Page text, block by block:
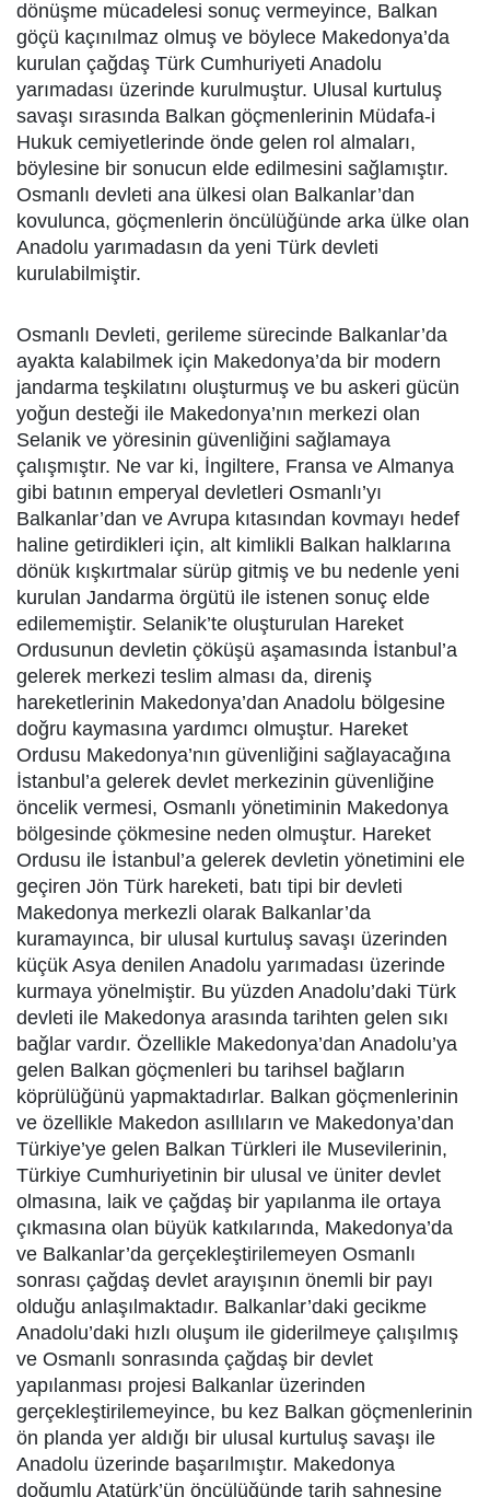
dönüşme mücadelesi sonuç vermeyince, Balkan
göçü kaçınılmaz olmuş ve böylece Makedonya’da
kurulan çağdaş Türk Cumhuriyeti Anadolu
yarımadası üzerinde kurulmuştur. Ulusal kurtuluş
savaşı sırasında Balkan göçmenlerinin Müdafa-i
Hukuk cemiyetlerinde önde gelen rol almaları,
böylesine bir sonucun elde edilmesini sağlamıştır.
Osmanlı devleti ana ülkesi olan Balkanlar’dan
kovulunca, göçmenlerin öncülüğünde arka ülke olan
Anadolu yarımadasın da yeni Türk devleti
kurulabilmiştir.
Osmanlı Devleti, gerileme sürecinde Balkanlar’da
ayakta kalabilmek için Makedonya’da bir modern
jandarma teşkilatını oluşturmuş ve bu askeri gücün
yoğun desteği ile Makedonya’nın merkezi olan
Selanik ve yöresinin güvenliğini sağlamaya
çalışmıştır. Ne var ki, İngiltere, Fransa ve Almanya
gibi batının emperyal devletleri Osmanlı’yı
Balkanlar’dan ve Avrupa kıtasından kovmayı hedef
haline getirdikleri için, alt kimlikli Balkan halklarına
dönük kışkırtmalar sürüp gitmiş ve bu nedenle yeni
kurulan Jandarma örgütü ile istenen sonuç elde
edilememiştir. Selanik’te oluşturulan Hareket
Ordusunun devletin çöküşü aşamasında İstanbul’a
gelerek merkezi teslim alması da, direniş
hareketlerinin Makedonya’dan Anadolu bölgesine
doğru kaymasına yardımcı olmuştur. Hareket
Ordusu Makedonya’nın güvenliğini sağlayacağına
İstanbul’a gelerek devlet merkezinin güvenliğine
öncelik vermesi, Osmanlı yönetiminin Makedonya
bölgesinde çökmesine neden olmuştur. Hareket
Ordusu ile İstanbul’a gelerek devletin yönetimini ele
geçiren Jön Türk hareketi, batı tipi bir devleti
Makedonya merkezli olarak Balkanlar’da
kuramayınca, bir ulusal kurtuluş savaşı üzerinden
küçük Asya denilen Anadolu yarımadası üzerinde
kurmaya yönelmiştir. Bu yüzden Anadolu’daki Türk
devleti ile Makedonya arasında tarihten gelen sıkı
bağlar vardır. Özellikle Makedonya’dan Anadolu’ya
gelen Balkan göçmenleri bu tarihsel bağların
köprülüğünü yapmaktadırlar. Balkan göçmenlerinin
ve özellikle Makedon asıllıların ve Makedonya’dan
Türkiye’ye gelen Balkan Türkleri ile Musevilerinin,
Türkiye Cumhuriyetinin bir ulusal ve üniter devlet
olmasına, laik ve çağdaş bir yapılanma ile ortaya
çıkmasına olan büyük katkılarında, Makedonya’da
ve Balkanlar’da gerçekleştirilemeyen Osmanlı
sonrası çağdaş devlet arayışının önemli bir payı
olduğu anlaşılmaktadır. Balkanlar’daki gecikme
Anadolu’daki hızlı oluşum ile giderilmeye çalışılmış
ve Osmanlı sonrasında çağdaş bir devlet
yapılanması projesi Balkanlar üzerinden
gerçekleştirilemeyince, bu kez Balkan göçmenlerinin
ön planda yer aldığı bir ulusal kurtuluş savaşı ile
Anadolu üzerinde başarılmıştır. Makedonya
doğumlu Atatürk’ün öncülüğünde tarih sahnesine